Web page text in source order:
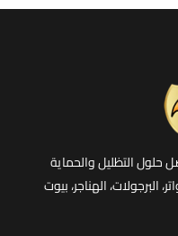
حلول التظليل والحماية
البرجولات، الهناجر، بيوت